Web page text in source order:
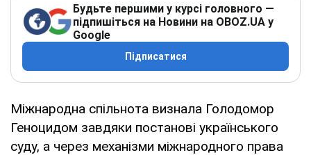
Будьте першими у курсі головного —
підпишіться на Новини на OBOZ.UA у
Google
Підписатися
Міжнародна спільнота визнала Голодомор
Геноцидом завдяки постанові українського
суду, а через механізми міжнародного права